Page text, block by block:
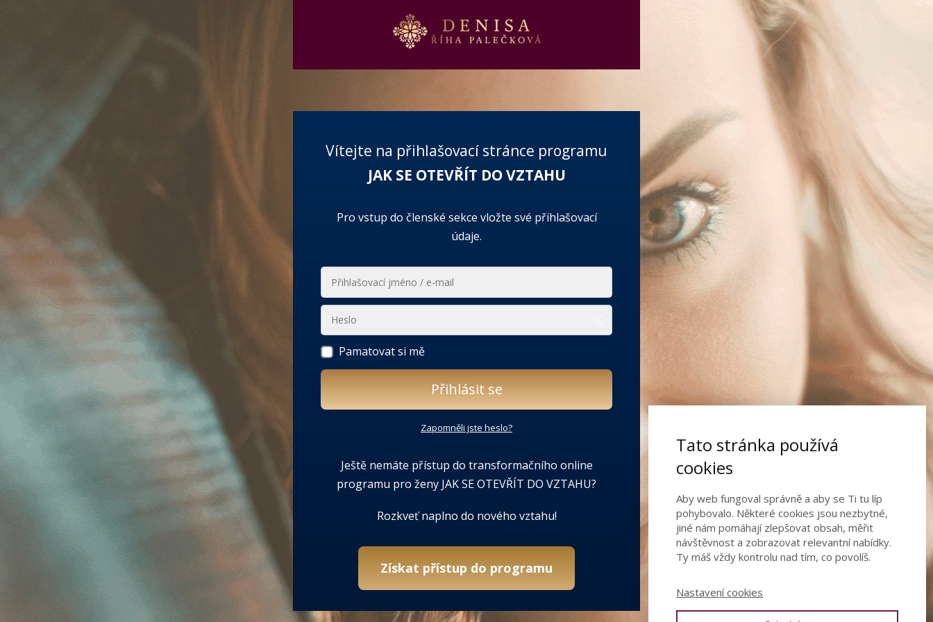
Vítejte na přihlašovací stránce programu
JAK SE OTEVŘÍT DO VZTAHU
Pro vstup do členské sekce vložte své přihlašovací
údaje.
Pamatovat si mě
Přihlásit se
Zapomněli jste heslo?
Ještě nemáte přístup do transformačního online
programu pro ženy JAK SE OTEVŘÍT DO VZTAHU?
Rozkveť naplno do nového vztahu!
Získat přístup do programu
Tato stránka používá
cookies
Aby web fungoval správně a aby se Ti tu líp
pohybovalo. Některé cookies jsou nezbytné,
jiné nám pomáhají zlepšovat obsah, měřit
návštěvnost a zobrazovat relevantní nabídky.
Ty máš vždy kontrolu nad tím, co povolíš.
Nastavení cookies